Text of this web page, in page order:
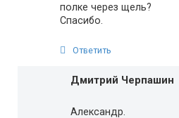
полке через щель?
Спасибо.
Ответить
Дмитрий Черпашин
Александр.